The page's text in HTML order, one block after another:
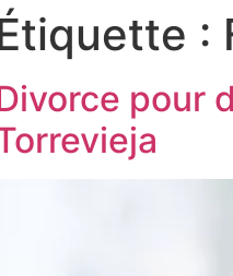
:
pour